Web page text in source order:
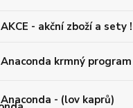
AKCE - akční zboží a sety !
Anaconda krmný program
Anaconda - (lov kaprů)